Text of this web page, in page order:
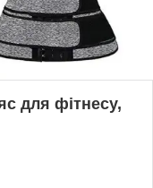
для фітнесу,